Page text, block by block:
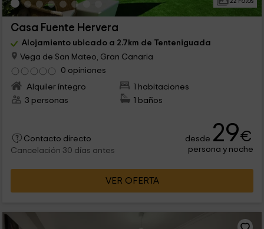
Casa Fuente Hervera
Alojamiento ubicado a 2.7km de Tenteniguada
Vega de San Mateo, Gran Canaria
0 opiniones
Alquiler íntegro
1 habitaciones
3 personas
1 baños
Contacto directo
Cancelación 30 días antes
desde 29€
persona y noche
VER OFERTA